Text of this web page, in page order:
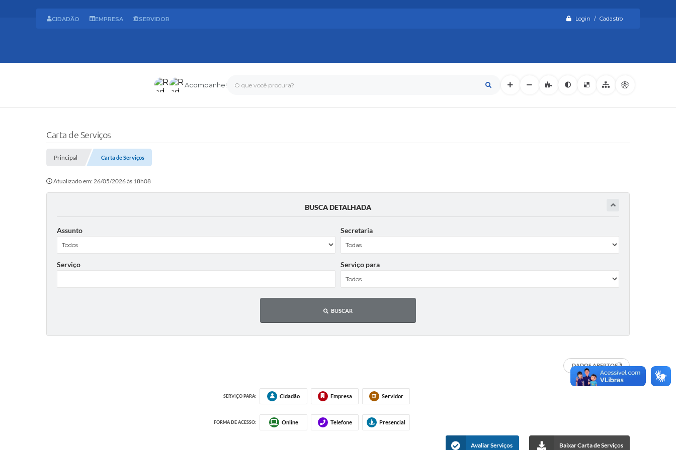
Login / Cadastro
O que você procura?
Acompanhe!
CIDADÃO EMPRESA SERVIDOR
Carta de Serviços
Principal Carta de Serviços
Atualizado em: 26/05/2026 às 18h08
BUSCA DETALHADA
Assunto Secretaria
Serviço Serviço para
BUSCAR
DADOS ABERTOS
SERVIÇO PARA: Cidadão Empresa Servidor
FORMA DE ACESSO: Online Telefone Presencial
Avaliar Serviços Baixar Carta de Serviços